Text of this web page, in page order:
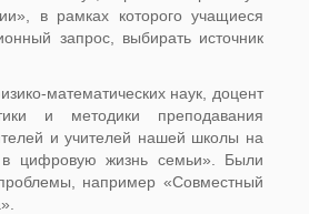
в рамках которого учащиеся
запрос, выбирать источник
математических наук, доцент
и методики преподавания
и учителей нашей школы на
в цифровую жизнь семьи». Были
например «Совместный